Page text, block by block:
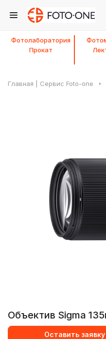
Фотолаборатория
Прокат
Главная | Сервис Foto-one
Объектив Sigma
Оставить